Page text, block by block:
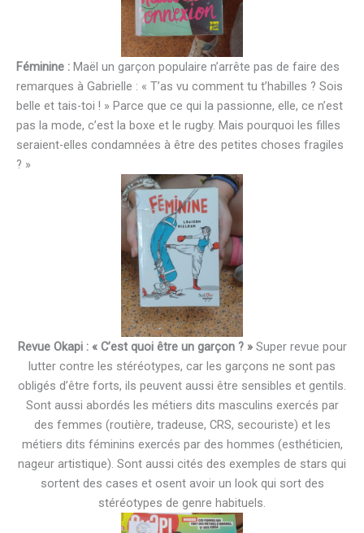
Féminine : Maël un garçon populaire n’arrête pas de faire des
remarques à Gabrielle : « T’as vu comment tu t’habilles ? Sois
belle et tais-toi ! » Parce que ce qui la passionne, elle, ce n’est
pas la mode, c’est la boxe et le rugby. Mais pourquoi les filles
seraient-elles condamnées à être des petites choses fragiles
? »
Revue Okapi : « C’est quoi être un garçon ? »Super revue pour
lutter contre les stéréotypes, car les garçons ne sont pas
obligés d’être forts, ils peuvent aussi être sensibles et gentils.
Sont aussi abordés les métiers dits masculins exercés par
des femmes (routière, tradeuse, CRS, secouriste) et les
métiers dits féminins exercés par des hommes (esthéticien,
nageur artistique). Sont aussi cités des exemples de stars qui
sortent des cases et osent avoir un look qui sort des
stéréotypes de genre habituels.